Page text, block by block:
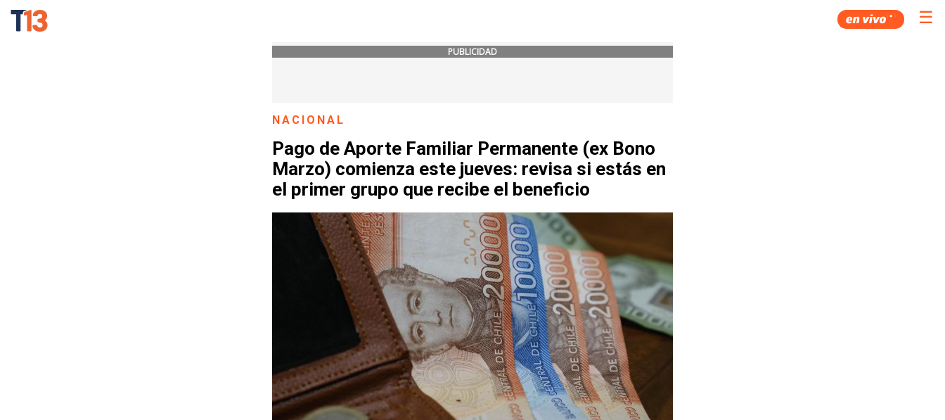
☰
PUBLICIDAD
NACIONAL
Pago de Aporte Familiar Permanente (ex Bono
Marzo) comienza este jueves: revisa si estás en
el primer grupo que recibe el beneficio